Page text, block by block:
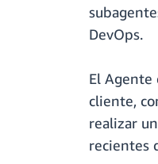
DevOps.
El Agente
cliente,
realizar
recientes